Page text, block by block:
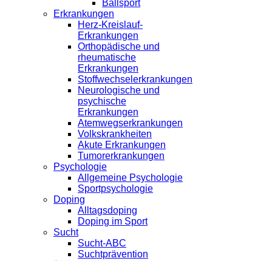
Ballsport
Erkrankungen
Herz-Kreislauf-
Erkrankungen
Orthopädische und
rheumatische
Erkrankungen
Stoffwechselerkrankungen
Neurologische und
psychische
Erkrankungen
Atemwegserkrankungen
Volkskrankheiten
Akute Erkrankungen
Tumorerkrankungen
Psychologie
Allgemeine Psychologie
Sportpsychologie
Doping
Alltagsdoping
Doping im Sport
Sucht
Sucht-ABC
Suchtprävention